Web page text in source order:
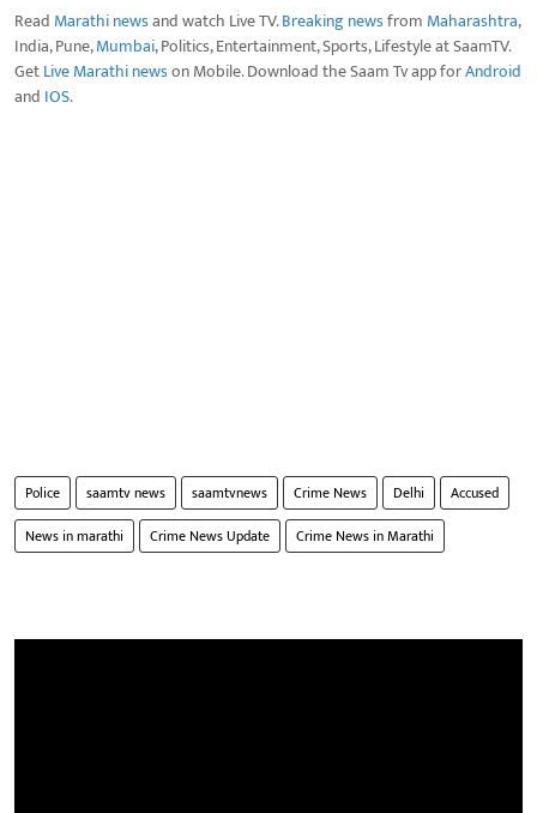
Read Marathi newsand watch Live TV.Breaking newsfrom Maharashtra,
India, Pune,Mumbai, Politics, Entertainment, Sports, Lifestyle at SaamTV.
GetLive Marathi newson Mobile. Download the Saam Tv app forAndroid
and IOS.
Police saamtv news saamtvnews Crime News Delhi
Accused
News in marathi
Crime News Update Crime News in Marathi